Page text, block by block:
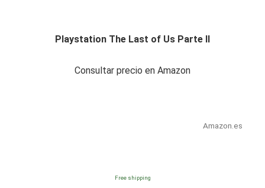
Playstation The Last of Us Parte II
Consultar precio en Amazon
Amazon.es
Free shipping